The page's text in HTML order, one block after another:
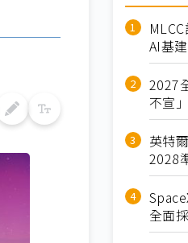
AI基
2027
不宣
英特
2028
全面